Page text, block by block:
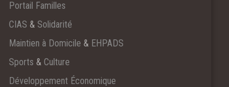
Portail Familles
CIAS & Solidarité
Maintien à Domicile & EHPADS
Sports & Culture
Développement Économique